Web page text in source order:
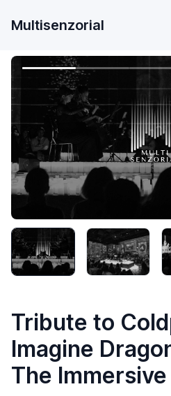
Multisenzorial
Tribute to
Imagine
The